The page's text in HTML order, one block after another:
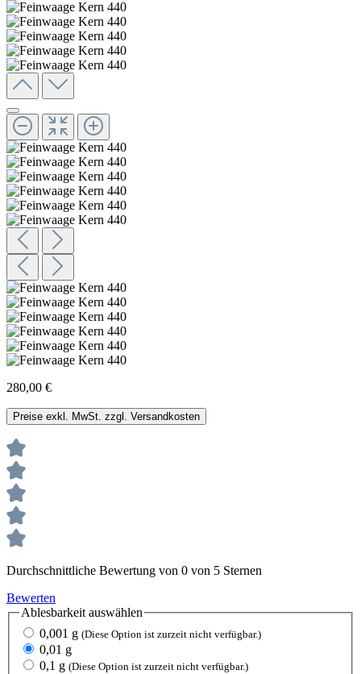
280,00 €
Preise exkl. MwSt. zzgl. Versandkosten
Durchschnittliche Bewertung von 0 von 5 Sternen
Bewerten
Ablesbarkeitauswählen
0,001 g (Diese Option ist zurzeit nicht verfügbar.)
0,01 g
0,1 g (Diese Option ist zurzeit nicht verfügbar.)